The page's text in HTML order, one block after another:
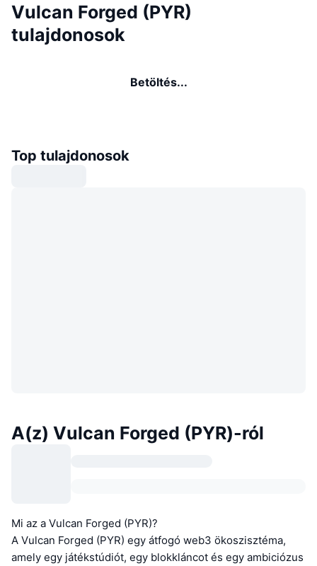
Vulcan Forged (PYR)
tulajdonosok
Betöltés...
Top tulajdonosok
A(z) Vulcan Forged (PYR)-ról
Mi az a Vulcan Forged (PYR)?
A Vulcan Forged (PYR) egy átfogó web3 ökoszisztéma,
amely egy játékstúdiót, egy blokkláncot és egy ambiciózus